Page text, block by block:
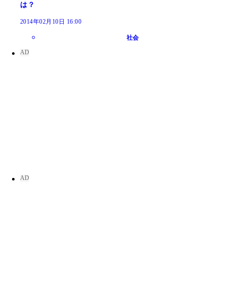
は？
2014年02月10日 16:00
社会